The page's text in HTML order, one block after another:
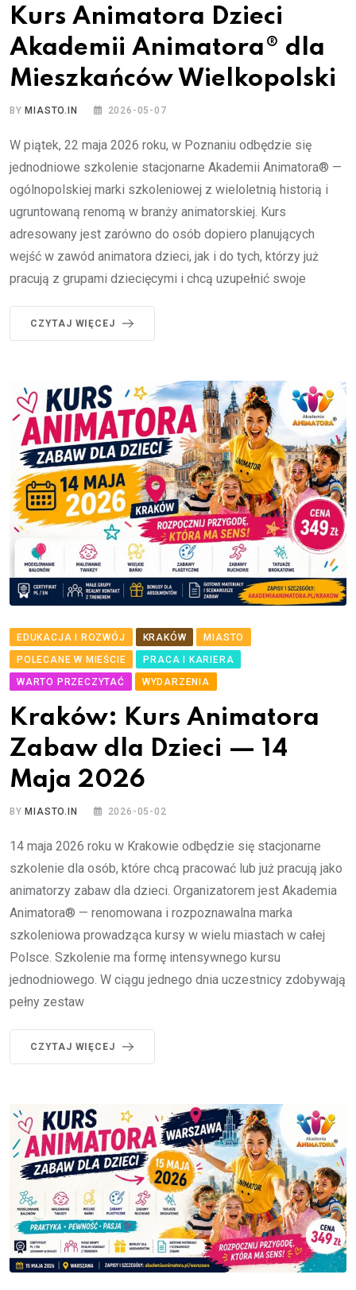
Kurs Animatora Dzieci
Akademii Animatora® dla
Mieszkańców Wielkopolski
BY MIASTO.IN 2026-05-07
W piątek, 22 maja 2026 roku, w Poznaniu odbędzie się
jednodniowe szkolenie stacjonarne Akademii Animatora® —
ogólnopolskiej marki szkoleniowej z wieloletnią historią i
ugruntowaną renomą w branży animatorskiej. Kurs
adresowany jest zarówno do osób dopiero planujących
wejść w zawód animatora dzieci, jak i do tych, którzy już
pracują z grupami dziecięcymi i chcą uzupełnić swoje
CZYTAJ WIĘCEJ
EDUKACJA I ROZWÓJ KRAKÓW
MIASTO
POLECANE W MIEŚCIE
PRACA I KARIERA
WARTO PRZECZYTAĆ
WYDARZENIA
Kraków: Kurs Animatora
Zabaw dla Dzieci — 14
Maja 2026
BY MIASTO.IN 2026-05-02
14 maja 2026 roku w Krakowie odbędzie się stacjonarne
szkolenie dla osób, które chcą pracować lub już pracują jako
animatorzy zabaw dla dzieci. Organizatorem jest Akademia
Animatora® — renomowana i rozpoznawalna marka
szkoleniowa prowadząca kursy w wielu miastach w całej
Polsce. Szkolenie ma formę intensywnego kursu
jednodniowego. W ciągu jednego dnia uczestnicy zdobywają
pełny zestaw
CZYTAJ WIĘCEJ